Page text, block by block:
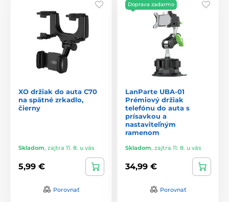
XO držiak do auta C70
na spätné zrkadlo,
čierny
Skladom, zajtra 11. 8. u vás
5,99 €
Porovnať
Doprava zadarmo
LanParte UBA-01
Prémiový držiak
telefónu do auta s
prísavkou a
nastaviteľným
ramenom
Skladom, zajtra 11. 8. u vás
34,99 €
Porovnať